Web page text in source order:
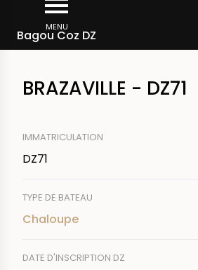
contenu
MENU
Bagou Coz DZ
d'Ariane
Rechercher un bateau
BRAZAVILLE - DZ71
IMMATRICULATION
DZ71
TYPE DE BATEAU
Chaloupe
DATE D'INSCRIPTION DZ